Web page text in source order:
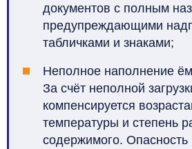
документов с полным
предупреждающими
табличками и знаками;
Неполное наполнение
За счёт неполной
компенсируется
температуры и степень
содержимого.